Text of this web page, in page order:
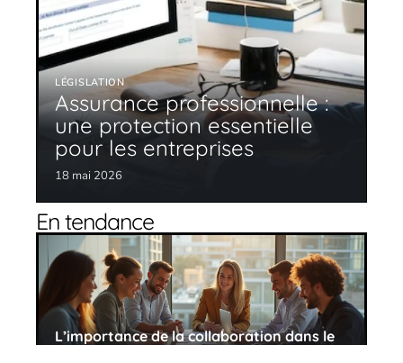
LÉGISLATION
Assurance professionnelle :
une protection essentielle
pour les entreprises
18 mai 2026
En tendance
L’importance de la collaboration dans le
succès d’une équipe